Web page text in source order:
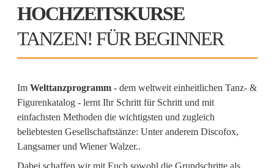
HOCHZEITSKURSE
TANZEN! FÜR BEGINNER
Im Welttanzprogramm- dem weltweit einheitlichen Tanz- &
Figurenkatalog - lernt Ihr Schritt für Schritt und mit
einfachsten Methoden die wichtigsten und zugleich
beliebtesten Gesellschaftstänze: Unter anderem Discofox,
Langsamer und Wiener Walzer..
Dabei schaffen wir mit Euch sowohl die Grundschritte als